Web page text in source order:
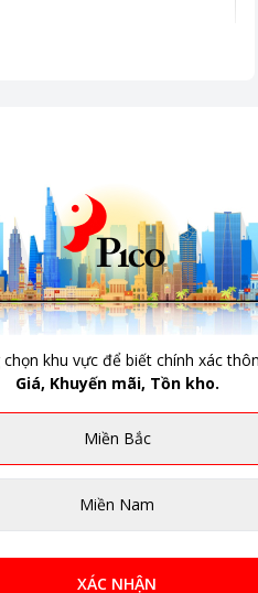
chọn khu vực để biết chính xác
Giá, Khuyến mãi, Tồn kho.
Miền Bắc
Miền Nam
XÁC NHẬN